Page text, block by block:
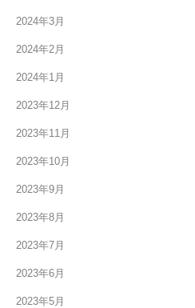
2024年3月
2024年2月
2024年1月
2023年12月
2023年11月
2023年10月
2023年9月
2023年8月
2023年7月
2023年6月
2023年5月